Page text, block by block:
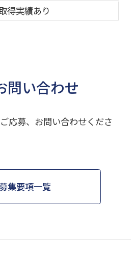
得実績あり
問い合わせ
応募、お問い合わせくださ
集要項一覧